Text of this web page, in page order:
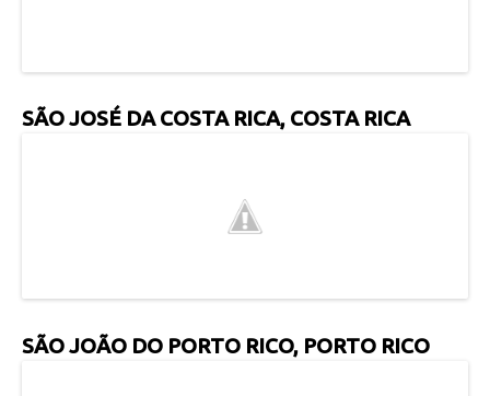
SÃO JOSÉ DA COSTA RICA, COSTA RICA
SÃO JOÃO DO PORTO RICO, PORTO RICO